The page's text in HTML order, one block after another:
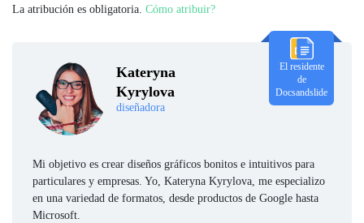
Kateryna
Kyrylova
diseñadora
El residente
de
Docsandslide
Mi objetivo es crear diseños gráficos bonitos e intuitivos para
particulares y empresas. Yo, Kateryna Kyrylova, me especializo
en una variedad de formatos, desde productos de Google hasta
Microsoft.
La atribución es obligatoria. Cómo atribuir?